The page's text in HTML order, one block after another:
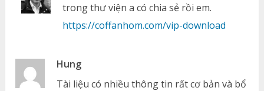
trong thư viện a có chia sẻ rồi em.
https://coffanhom.com/vip-download
Hung
Tài liệu có nhiều thông tin rất cơ bản và bổ